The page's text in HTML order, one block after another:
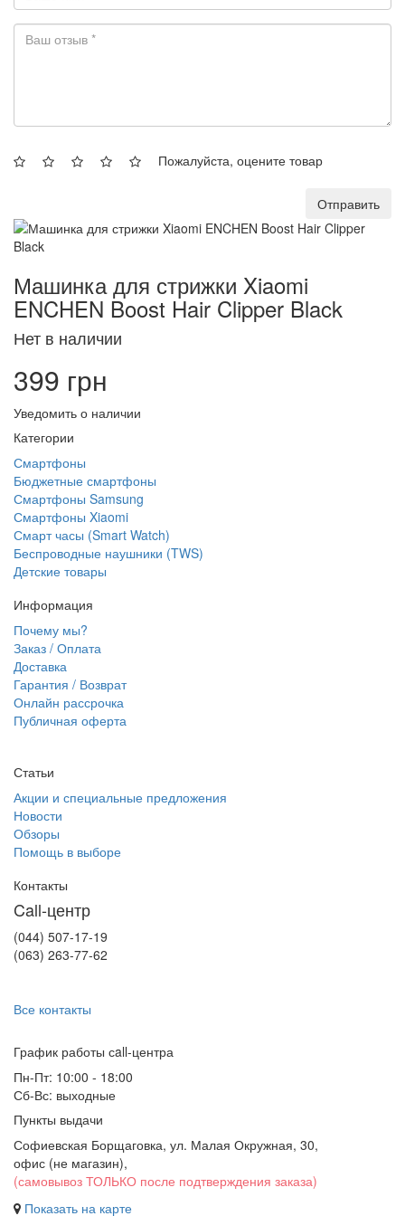
Пожалуйста, оцените товар
Отправить
Машинка для стрижки Xiaomi
ENCHEN Boost Hair Clipper Black
Нет в наличии
399 грн
Уведомить о наличии
Категории
Смартфоны
Бюджетные смартфоны
Смартфоны Samsung
Смартфоны Xiaomi
Смарт часы (Smart Watch)
Беспроводные наушники (TWS)
Детские товары
Информация
Почему мы?
Заказ / Оплата
Доставка
Гарантия / Возврат
Онлайн рассрочка
Публичная оферта
Статьи
Акции и специальные предложения
Новости
Обзоры
Помощь в выборе
Контакты
Call-центр
(044) 507-17-19
(063) 263-77-62
Все контакты
График работы сall-центра
Пн-Пт: 10:00 - 18:00
Сб-Вс: выходные
Пункты выдачи
Софиевская Борщаговка, ул. Малая Окружная, 30,
офис (не магазин),
(самовывоз ТОЛЬКО после подтверждения заказа)
Показать на карте